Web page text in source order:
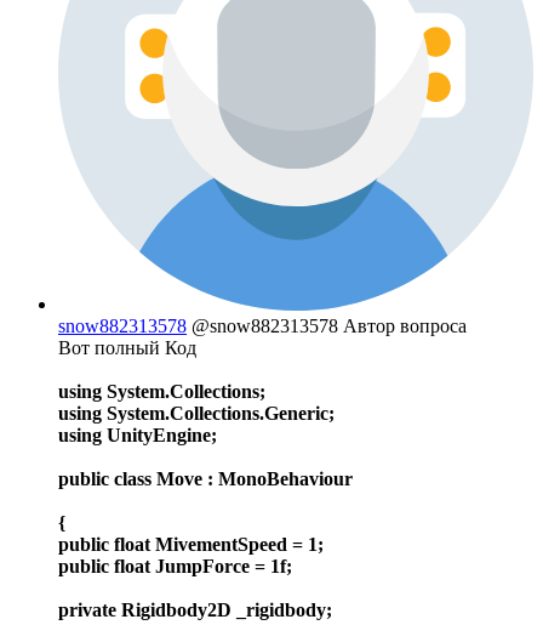
snow882313578 @snow882313578 Автор вопроса
Вот полный Код
using System.Collections;
using System.Collections.Generic;
using UnityEngine;
public class Move : MonoBehaviour
{
public float MivementSpeed = 1;
public float JumpForce = 1f;
private Rigidbody2D _rigidbody;